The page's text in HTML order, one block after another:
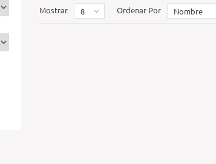
Mostrar 8 Ordenar Por Nombre